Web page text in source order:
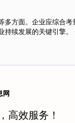
方面。企业应综合
续发展的关键引擎。
网
高效服务！